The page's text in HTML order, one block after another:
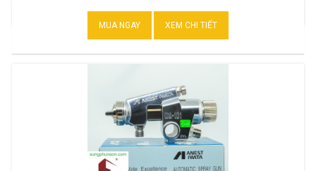
MUA NGAY XEM CHI TIẾT